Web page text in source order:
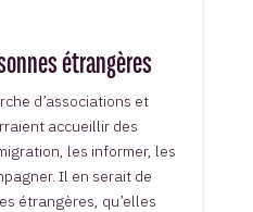
étrangères
d’associations et
accueillir des
les informer, les
Il en serait de
étrangères, qu’elles